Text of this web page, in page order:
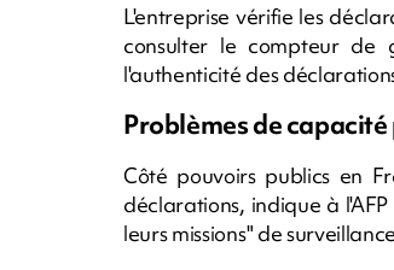
L'entreprise vérifie les
consulter le compteur de
l'authenticité des
Problèmes de
Côté pouvoirs publics en
déclarations, indique à
leurs missions" de